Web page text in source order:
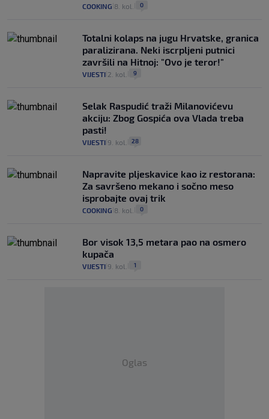
COOKING 8. kol. 0
Totalni kolaps na jugu Hrvatske, granica
paralizirana. Neki iscrpljeni putnici
završili na Hitnoj: "Ovo je teror!"
VIJESTI 2. kol. 9
Selak Raspudić traži Milanovićevu
akciju: Zbog Gospića ova Vlada treba
pasti!
VIJESTI 9. kol. 28
Napravite pljeskavice kao iz restorana:
Za savršeno mekano i sočno meso
isprobajte ovaj trik
COOKING 8. kol. 0
Bor visok 13,5 metara pao na osmero
kupača
VIJESTI 9. kol. 1
Oglas